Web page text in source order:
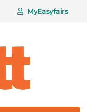
MyEasyfairs